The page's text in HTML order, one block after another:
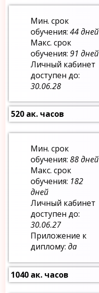
Мин. срок
обучения:44 дней
Макс. срок
обучения:91 дней
Личный кабинет
доступен до:
30.06.28
520 ак. часов
Мин. срок
обучения:88 дней
Макс. срок
обучения: 182
дней
Личный кабинет
доступен до:
30.06.27
Приложение к
диплому:да
1040 ак. часов